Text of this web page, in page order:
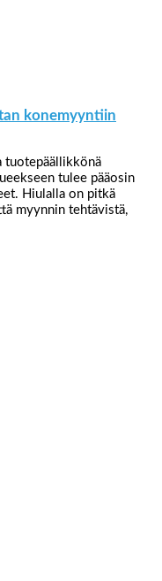
konemyyntiin
tuotepäällikkönä
tulee pääosin
Hiulalla on pitkä
myynnin tehtävistä,